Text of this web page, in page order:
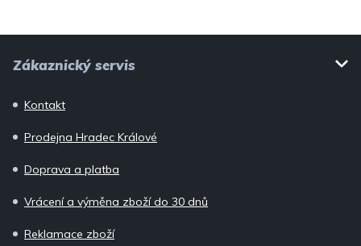
Zákaznický servis
Kontakt
Prodejna Hradec Králové
Doprava a platba
Vrácení a výměna zboží do 30 dnů
Reklamace zboží